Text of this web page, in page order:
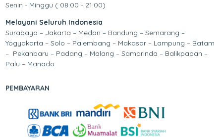
Senin - Minggu ( 08:00 - 21:00)
Melayani Seluruh Indonesia
Surabaya – Jakarta – Medan – Bandung – Semarang –
Yogyakarta – Solo – Palembang – Makasar – Lampung – Batam
– Pekanbaru – Padang – Malang – Samarinda – Balikpapan –
Palu – Manado
PEMBAYARAN